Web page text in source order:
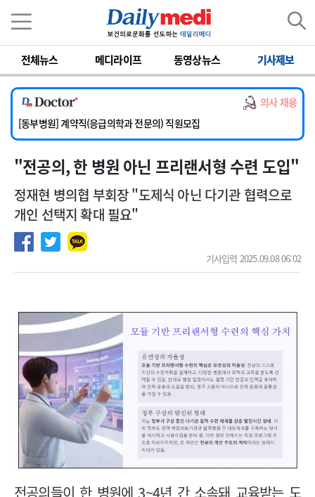
전체뉴스 메디라이프 동영상뉴스 기사제보
의사 채용
[서울아산병원] 2026년 하반기 인턴 모집
[영남대학교의료원] 마취통증의학과 임기제 임상의사 채용
[충남대학교병원] 소아청소년과(소아응급전담) 계약직 의사 공개채용
[동부병원] 계약직(응급의학과 전문의) 직원모집
[이대목동병원] 하반기 전공의(레지던트1년차) 모집
[서울아산병원] 2026년 하반기 인턴 모집
"전공의, 한 병원 아닌 프리랜서형 수련 도입"
정재현 병의협 부회장 "도제식 아닌 다기관 협력으로
개인 선택지 확대 필요"
기사입력 2025.09.08 06:02
전공의들이 한 병원에 3~4년 간 소속돼 교육받는 도